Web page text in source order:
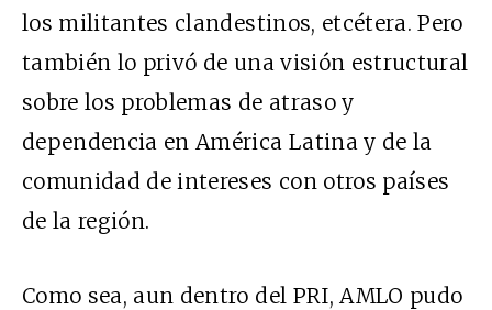
los militantes clandestinos, etcétera. Pero
también lo privó de una visión estructural
sobre los problemas de atraso y
dependencia en América Latina y de la
comunidad de intereses con otros países
de la región.
Como sea, aun dentro del PRI, AMLO pudo